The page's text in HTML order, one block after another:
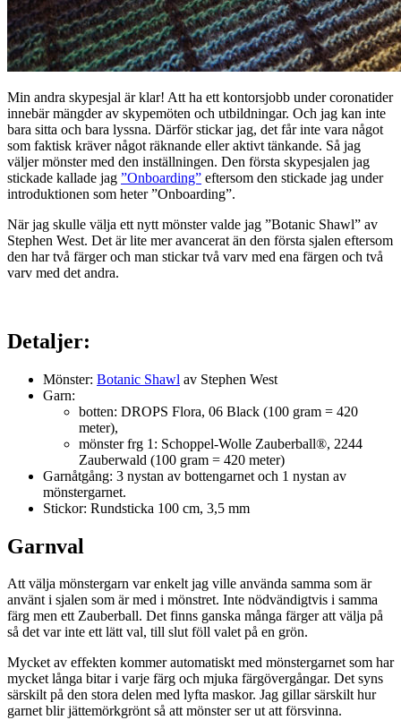
Min andra skypesjal är klar! Att ha ett kontorsjobb under coronatider
innebär mängder av skypemöten och utbildningar. Och jag kan inte
bara sitta och bara lyssna. Därför stickar jag, det får inte vara något
som faktisk kräver något räknande eller aktivt tänkande. Så jag
väljer mönster med den inställningen. Den första skypesjalen jag
stickade kallade jag ”Onboarding” eftersom den stickade jag under
introduktionen som heter ”Onboarding”.
När jag skulle välja ett nytt mönster valde jag ”Botanic Shawl” av
Stephen West. Det är lite mer avancerat än den första sjalen eftersom
den har två färger och man stickar två varv med ena färgen och två
varv med det andra.
Detaljer:
Mönster: Botanic Shawl av Stephen West
Garn:
botten: DROPS Flora, 06 Black (100 gram = 420
meter),
mönster frg 1: Schoppel-Wolle Zauberball®, 2244
Zauberwald (100 gram = 420 meter)
Garnåtgång: 3 nystan av bottengarnet och 1 nystan av
mönstergarnet.
Stickor: Rundsticka 100 cm, 3,5 mm
Garnval
Att välja mönstergarn var enkelt jag ville använda samma som är
använt i sjalen som är med i mönstret. Inte nödvändigtvis i samma
färg men ett Zauberball. Det finns ganska många färger att välja på
så det var inte ett lätt val, till slut föll valet på en grön.
Mycket av effekten kommer automatiskt med mönstergarnet som har
mycket långa bitar i varje färg och mjuka färgövergångar. Det syns
särskilt på den stora delen med lyfta maskor. Jag gillar särskilt hur
garnet blir jättemörkgrönt så att mönster ser ut att försvinna.